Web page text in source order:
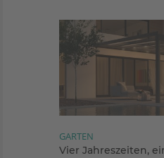
GARTEN
Vier Jahreszeiten,